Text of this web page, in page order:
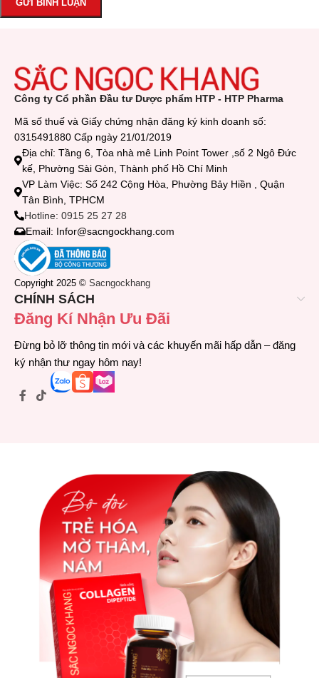
Công ty Cổ phần Đầu tư Dược phẩm HTP - HTP Pharma
Mã số thuế và Giấy chứng nhận đăng ký kinh doanh số:
0315491880 Cấp ngày 21/01/2019
Địa chỉ: Tầng 6, Tòa nhà mê Linh Point Tower ,số 2 Ngô Đức
kế, Phường Sài Gòn, Thành phố Hồ Chí Minh
VP Làm Việc: Số 242 Cộng Hòa, Phường Bảy Hiền , Quận
Tân Bình, TPHCM
Hotline: 0915 25 27 28
Email: Infor@sacngockhang.com
Copyright 2025 © Sacngockhang
CHÍNH SÁCH
Đăng Kí Nhận Ưu Đãi
Đừng bỏ lỡ thông tin mới và các khuyến mãi hấp dẫn – đăng
ký nhận thư ngay hôm nay!